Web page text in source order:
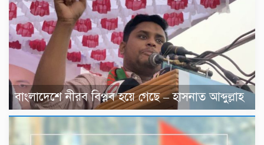
বাংলাদেশে নীরব বিপ্লব হয়ে গেছে – হাসনাত আব্দুল্লাহ